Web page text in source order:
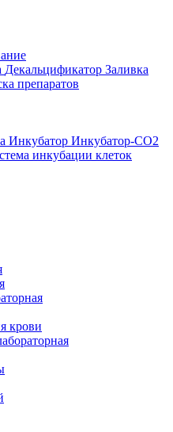
Декальцификатор Заливка
препаратов
Инкубатор Инкубатор-СО2
инкубации клеток
крови